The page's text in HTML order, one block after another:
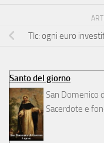
Tlc: ogni euro
Santo del giorno
San Domenico
Sacerdote e